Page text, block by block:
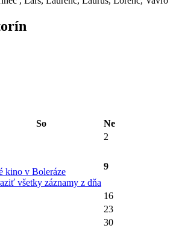
So
Ne
2
kino v Boleráze
všetky záznamy z dňa
9
16
23
30